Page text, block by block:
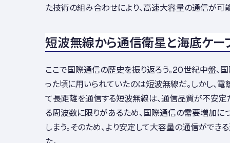
た技術の組み合わせにより、高速大容量の通信が可
短波無線から通信衛星と海底ケー
ここで国際通信の歴史を振り返ろう。20世紀中盤、
った頃に用いられていたのは短波無線だ。しかし、
て長距離を通信する短波無線は、通信品質が不安定
る周波数に限りがあるため、国際通信の需要増加に
しまう。そのため、より安定して大容量の通信がで